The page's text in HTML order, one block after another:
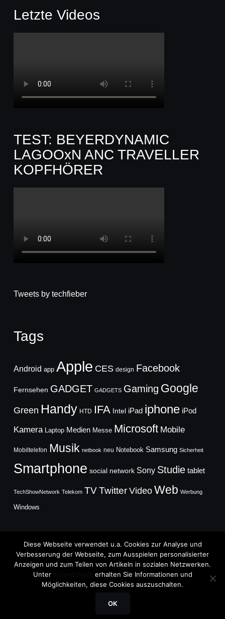
Letzte Videos
TEST: BEYERDYNAMIC
LAGOOxN ANC TRAVELLER
KOPFHÖRER
Tweets by techfieber
Tags
Android app Apple CES design Facebook
Fernsehen GADGET GADGETS Gaming Google
Green Handy HTD IFA Intel iPad iphone iPod
Kamera Laptop Medien Messe Microsoft Mobile
Mobiltelefon Musik netbook neu Notebook Samsung Sicherheit
Smartphone social network Sony Studie tablet
TechShowNetwork Telekom TVTwitter Video Web Werbung
Windows
Copyright © 2026
TechFieber Blog
Diese Webseite verwendet u.a. Cookies zur Analyse und
Verbesserung der Webseite, zum Ausspielen personalisierter
Anzeigen und zum Teilen von Artikeln in sozialen Netzwerken.
Unter
erhalten Sie Informationen und
Möglichkeiten, diese Cookies auszuschalten.
OK